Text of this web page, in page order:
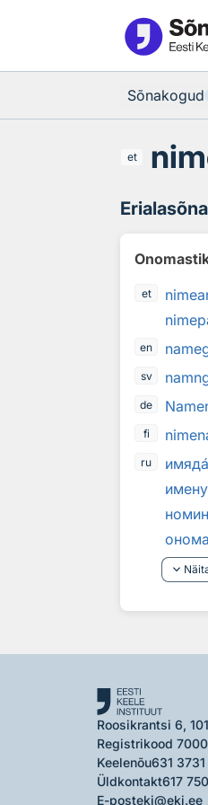
Sõnakogud
et
et
en
sv
de
fi
ru имяд
keyboard_arrow_down
Roosikrantsi 6,
Registrikood
Keelenõu631 3731
Üldkontakt617
E-posteki@eki.ee